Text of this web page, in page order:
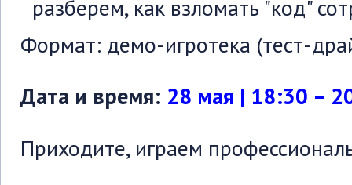
разберем, как взломать "код"
Формат: демо-игротека (тест-
Дата и время: 28 мая | 18:30 –
Приходите, играем